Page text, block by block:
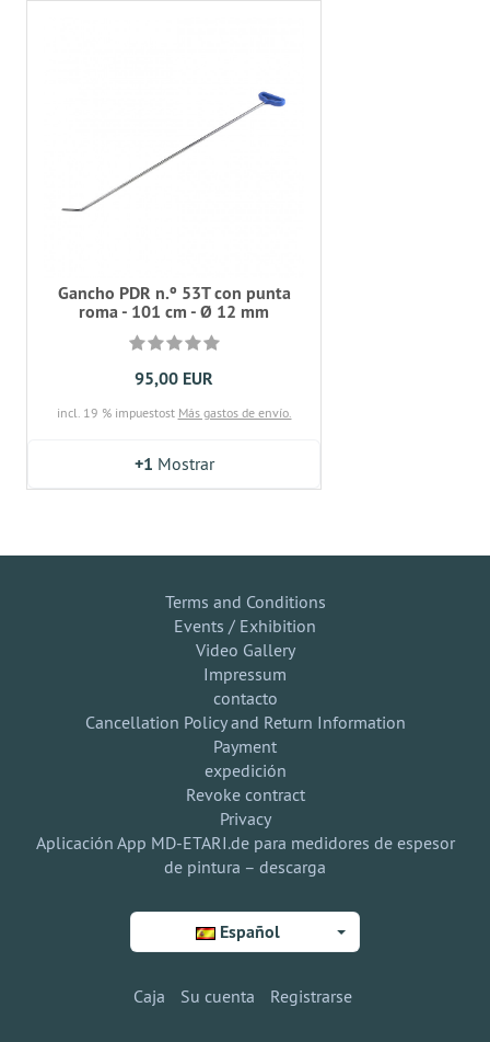
Gancho PDR n.º 53T con punta
roma - 101 cm - Ø 12 mm
95,00 EUR
incl. 19 % impuestost Más gastos de envío.
+1 Mostrar
Terms and Conditions
Events / Exhibition
Video Gallery
Impressum
contacto
Cancellation Policy and Return Information
Payment
expedición
Revoke contract
Privacy
Aplicación App MD-ETARI.de para medidores de espesor
de pintura – descarga
Español
Caja Su cuenta Registrarse